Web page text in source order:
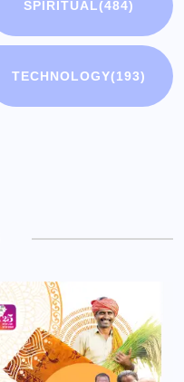
SPIRITUAL(484)
TECHNOLOGY(193)